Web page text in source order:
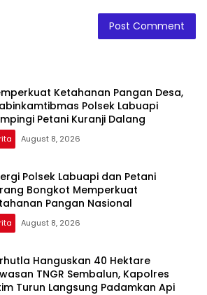
Ketahanan Pangan Desa,
Polsek Labuapi
Petani Kuranji Dalang
August 8, 2026
Polsek Labuapi dan Petani
Bongkot Memperkuat
Pangan Nasional
August 8, 2026
Hanguskan 40 Hektare
TNGR Sembalun, Kapolres
Turun Langsung Padamkan Api